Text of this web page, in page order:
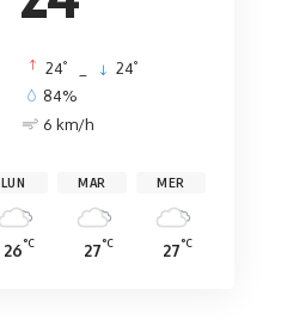
24° 24°
84%
6 km/h
LUN
26°C
MAR
27°C
MER
27°C